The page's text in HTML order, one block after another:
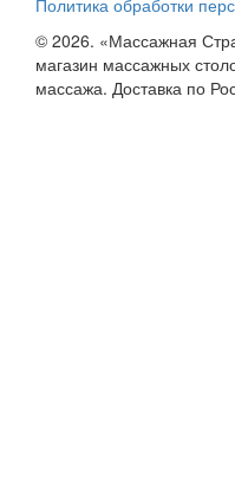
Политика обработки
© 2026. «Массажная
магазин массажных
массажа. Доставка по